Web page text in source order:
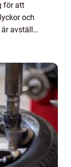
för att
och
är avställd